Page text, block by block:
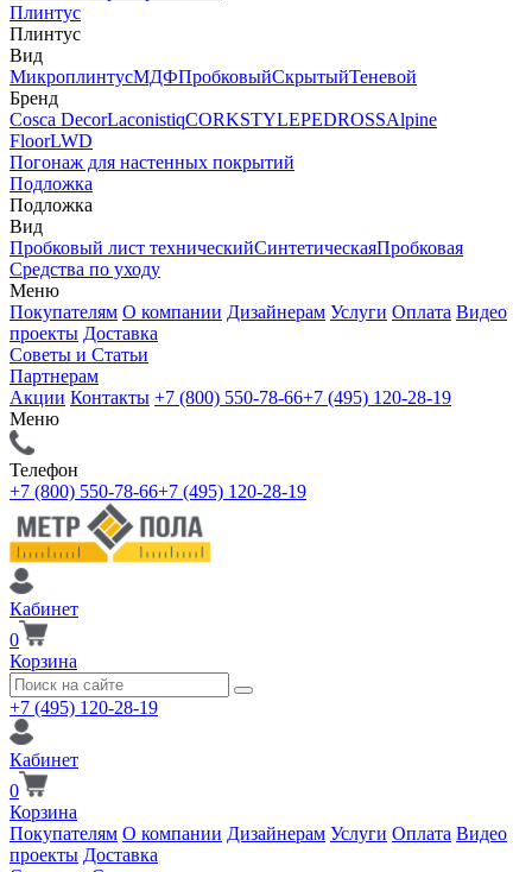
Плинтус
Плинтус
Вид
МикроплинтусМДФПробковыйСкрытыйТеневой
Бренд
Cosca DecorLaconistiqCORKSTYLEPEDROSSAlpine
FloorLWD
Погонаж для настенных покрытий
Подложка
Подложка
Вид
Пробковый лист техническийСинтетическаяПробковая
Средства по уходу
Меню
Покупателям О компании Дизайнерам Услуги Оплата Видео
проекты Доставка
Советы и Статьи
Партнерам
Акции Контакты +7 (800) 550-78-66+7 (495) 120-28-19
Меню
Телефон
+7 (800) 550-78-66+7 (495) 120-28-19
Кабинет
0
Корзина
+7 (495) 120-28-19
Кабинет
0
Корзина
Покупателям О компании Дизайнерам Услуги Оплата Видео
проекты Доставка